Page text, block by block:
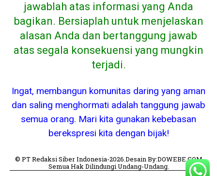
jawablah atas informasi yang Anda
bagikan. Bersiaplah untuk menjelaskan
alasan Anda dan bertanggung jawab
atas segala konsekuensi yang mungkin
terjadi.
Ingat, membangun komunitas daring yang aman
dan saling menghormati adalah tanggung jawab
semua orang. Mari kita gunakan kebebasan
berekspresi kita dengan bijak!
© PT Redaksi Siber Indonesia-2026.Desain By:DOWEBE.COM
Semua Hak Dilindungi Undang-Undang.